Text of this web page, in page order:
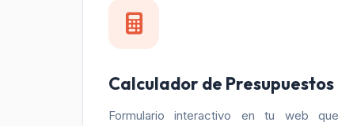
Calculador de Presupuestos
Formulario interactivo en tu web que